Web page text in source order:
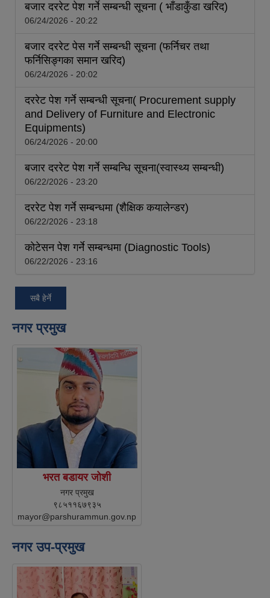
बजार दररेट पेश गर्ने सम्बन्धी सूचना ( भाँडाकुँडा खरिद)
06/24/2026 - 20:22
बजार दररेट पेस गर्ने सम्बन्धी सूचना (फर्निचर तथा
फर्निसिङ्गका समान खरिद)
06/24/2026 - 20:02
दररेट पेश गर्ने सम्बन्धी सूचना( Procurement supply
and Delivery of Furniture and Electronic
Equipments)
06/24/2026 - 20:00
बजार दररेट पेश गर्ने सम्बन्धि सूचना(स्वास्थ्य सम्बन्धी)
06/22/2026 - 23:20
दररेट पेश गर्ने सम्बन्धमा (शैक्षिक कयालेन्डर)
06/22/2026 - 23:18
कोटेसन पेश गर्ने सम्बन्धमा (Diagnostic Tools)
06/22/2026 - 23:16
सबै हेर्ने
नगर प्रमुख
भरत बडायर जोशी
नगर प्रमुख
९८५११६७९३५
mayor@parshurammun.gov.np
नगर उप-प्रमुख